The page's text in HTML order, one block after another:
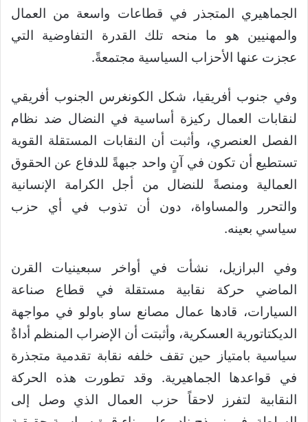
الجماهيري المتجذر في قطاعات واسعة من العمال
والمهنيين هو ما منحه تلك القدرة التفاوضية التي
عجزت عنها الأحزاب السياسية مجتمعةً.
وفي جنوب أفريقيا، شكل الكونغرس الجنوب أفريقي
لنقابات العمال ركيزة أساسية في النضال ضد نظام
الفصل العنصري، وأثبت أن النقابات المستقلة القوية
تستطيع أن تكون في آنٍ واحد جبهةً للدفاع عن الحقوق
العمالية ومنصةً للنضال من أجل الكرامة الإنسانية
والتحرر والمساواة، دون أن تذوب في أي حزب
سياسي بعينه.
وفي البرازيل، نشأت في أواخر سبعينيات القرن
الماضي حركة نقابية مستقلة في قطاع صناعة
السيارات، قادها عمال مصانع ساو باولو في مواجهة
الديكتاتورية العسكرية، وأثبتت أن الإضراب المنظم أداةٌ
سياسية بامتياز حين تقف خلفه نقابة تقدمية متجذرة
في قواعدها الجماهيرية. وقد تطورت هذه الحركة
النقابية لتفرز لاحقاً حزب العمال الذي وصل إلى